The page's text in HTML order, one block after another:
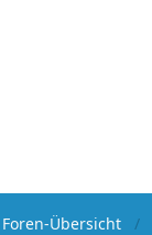
Foren-Übersicht